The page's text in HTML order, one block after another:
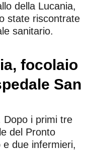
della Lucania,
state riscontrate
sanitario.
focolaio
San
Dopo i primi tre
del Pronto
due infermieri,